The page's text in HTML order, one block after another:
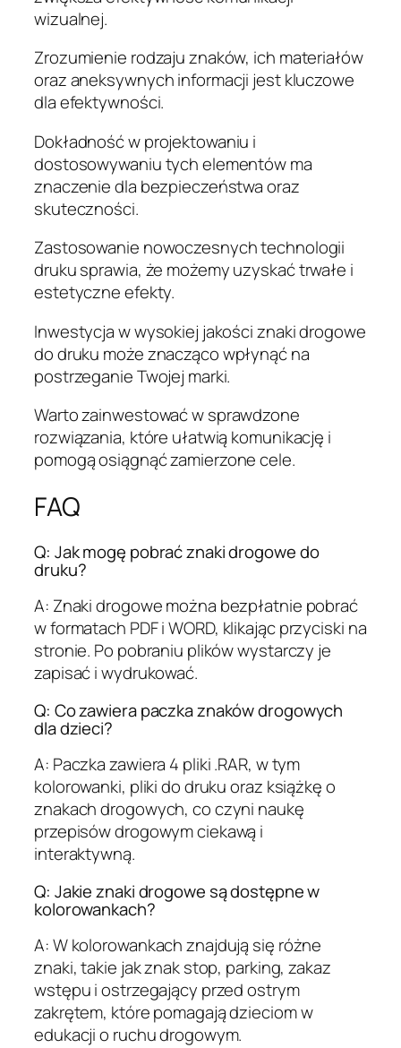
wizualnej.
Zrozumienie rodzaju znaków, ich materiałów
oraz aneksywnych informacji jest kluczowe
dla efektywności.
Dokładność w projektowaniu i
dostosowywaniu tych elementów ma
znaczenie dla bezpieczeństwa oraz
skuteczności.
Zastosowanie nowoczesnych technologii
druku sprawia, że możemy uzyskać trwałe i
estetyczne efekty.
Inwestycja w wysokiej jakości znaki drogowe
do druku może znacząco wpłynąć na
postrzeganie Twojej marki.
Warto zainwestować w sprawdzone
rozwiązania, które ułatwią komunikację i
pomogą osiągnąć zamierzone cele.
FAQ
Q: Jak mogę pobrać znaki drogowe do
druku?
A: Znaki drogowe można bezpłatnie pobrać
w formatach PDF i WORD, klikając przyciski na
stronie. Po pobraniu plików wystarczy je
zapisać i wydrukować.
Q: Co zawiera paczka znaków drogowych
dla dzieci?
A: Paczka zawiera 4 pliki .RAR, w tym
kolorowanki, pliki do druku oraz książkę o
znakach drogowych, co czyni naukę
przepisów drogowym ciekawą i
interaktywną.
Q: Jakie znaki drogowe są dostępne w
kolorowankach?
A: W kolorowankach znajdują się różne
znaki, takie jak znak stop, parking, zakaz
wstępu i ostrzegający przed ostrym
zakrętem, które pomagają dzieciom w
edukacji o ruchu drogowym.